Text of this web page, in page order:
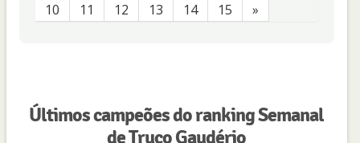
10
11 12 13 14 15 »
Últimos campeões do ranking Semanal
de Truco Gaudério